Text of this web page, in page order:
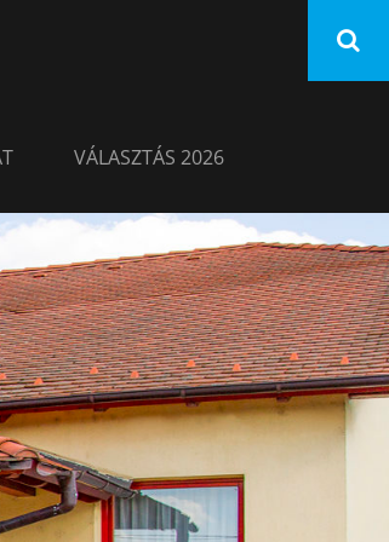
VÁLASZTÁS 2026